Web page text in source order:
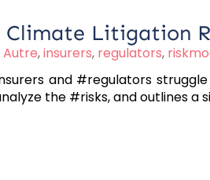
Climate Litigation
Tags
Autre,insurers, regulators,
and #regulators
the #risks, and outlines a